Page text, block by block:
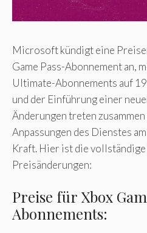
Microsoft kündigt eine
Game Pass-Abonnement an,
Ultimate-Abonnements auf
und der Einführung einer
Änderungen treten
Anpassungen des Dienstes
Kraft. Hier ist die
Preisänderungen:
Preise für Xbox
Abonnements: